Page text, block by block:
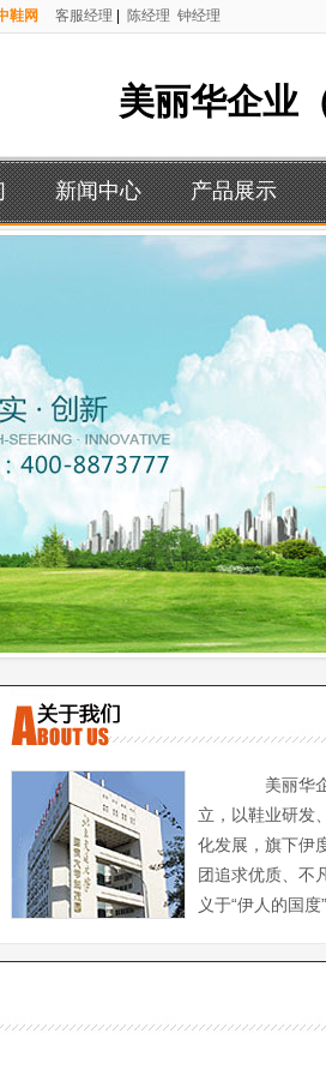
鞋网 客服经理 陈经理 钟经理
美丽华企业
新闻中心 产品展示
美丽华企
立，以鞋业研发
化发展，旗下伊
团追求优质、不
义于“伊人的国
HEORSHE伊度取义于“伊人的国度”。主
熟”为主流，亦不乏新潮、前卫。并以的